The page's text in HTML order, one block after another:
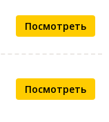
Посмотреть
Посмотреть